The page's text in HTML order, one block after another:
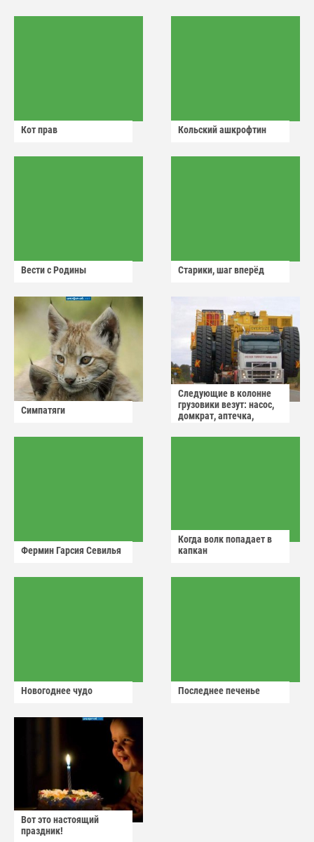
Кот прав Кольский ашкрофтин
Вести с Родины Старики, шаг вперёд
Симпатяги
Следующие в колонне
грузовики везут: насос,
домкрат, аптечка,
Фермин Гарсия Севилья
Когда волк попадает в
капкан
Новогоднее чудо Последнее печенье
Вот это настоящий
праздник!